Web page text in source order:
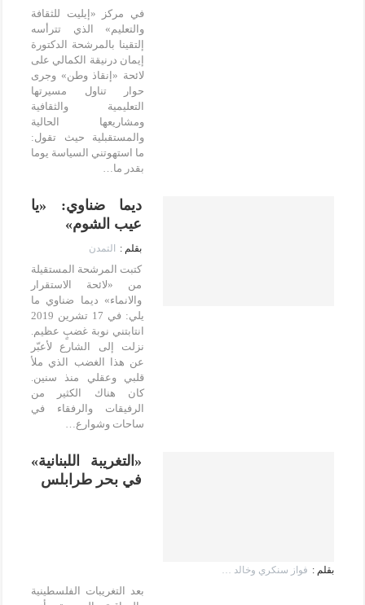
في مركز «إيليت للثقافة
والتعليم» الذي تترأسه
إلتقينا بالمرشحة الدكتورة
إيمان درنيقة الكمالي على
لائحة «إنقاذ وطن» وجرى
حوار تناول مسيرتها
التعليمية والثقافية
ومشاريعها الحالية
والمستقبلية حيث تقول:
ما استهوتني السياسة يوما
بقدر ما…
ديما ضناوي: «يا
عيب الشوم»
التمدن
كتبت المرشحة المستقيلة
من «لائحة الاستقرار
والانماء» ديما ضناوي ما
يلي: في 17 تشرين 2019
انتابتني نوبة غضبٍ عظيم.
نزلت إلى الشارع لأعبّر
عن هذا الغضب الذي ملأ
قلبي وعقلي منذ سنين.
كان هناك الكثير من
الرفيقات والرفقاء في
ساحات وشوارع…
«التغريبة اللبنانية»
في بحر طرابلس
بعد التغريبات الفلسطينية